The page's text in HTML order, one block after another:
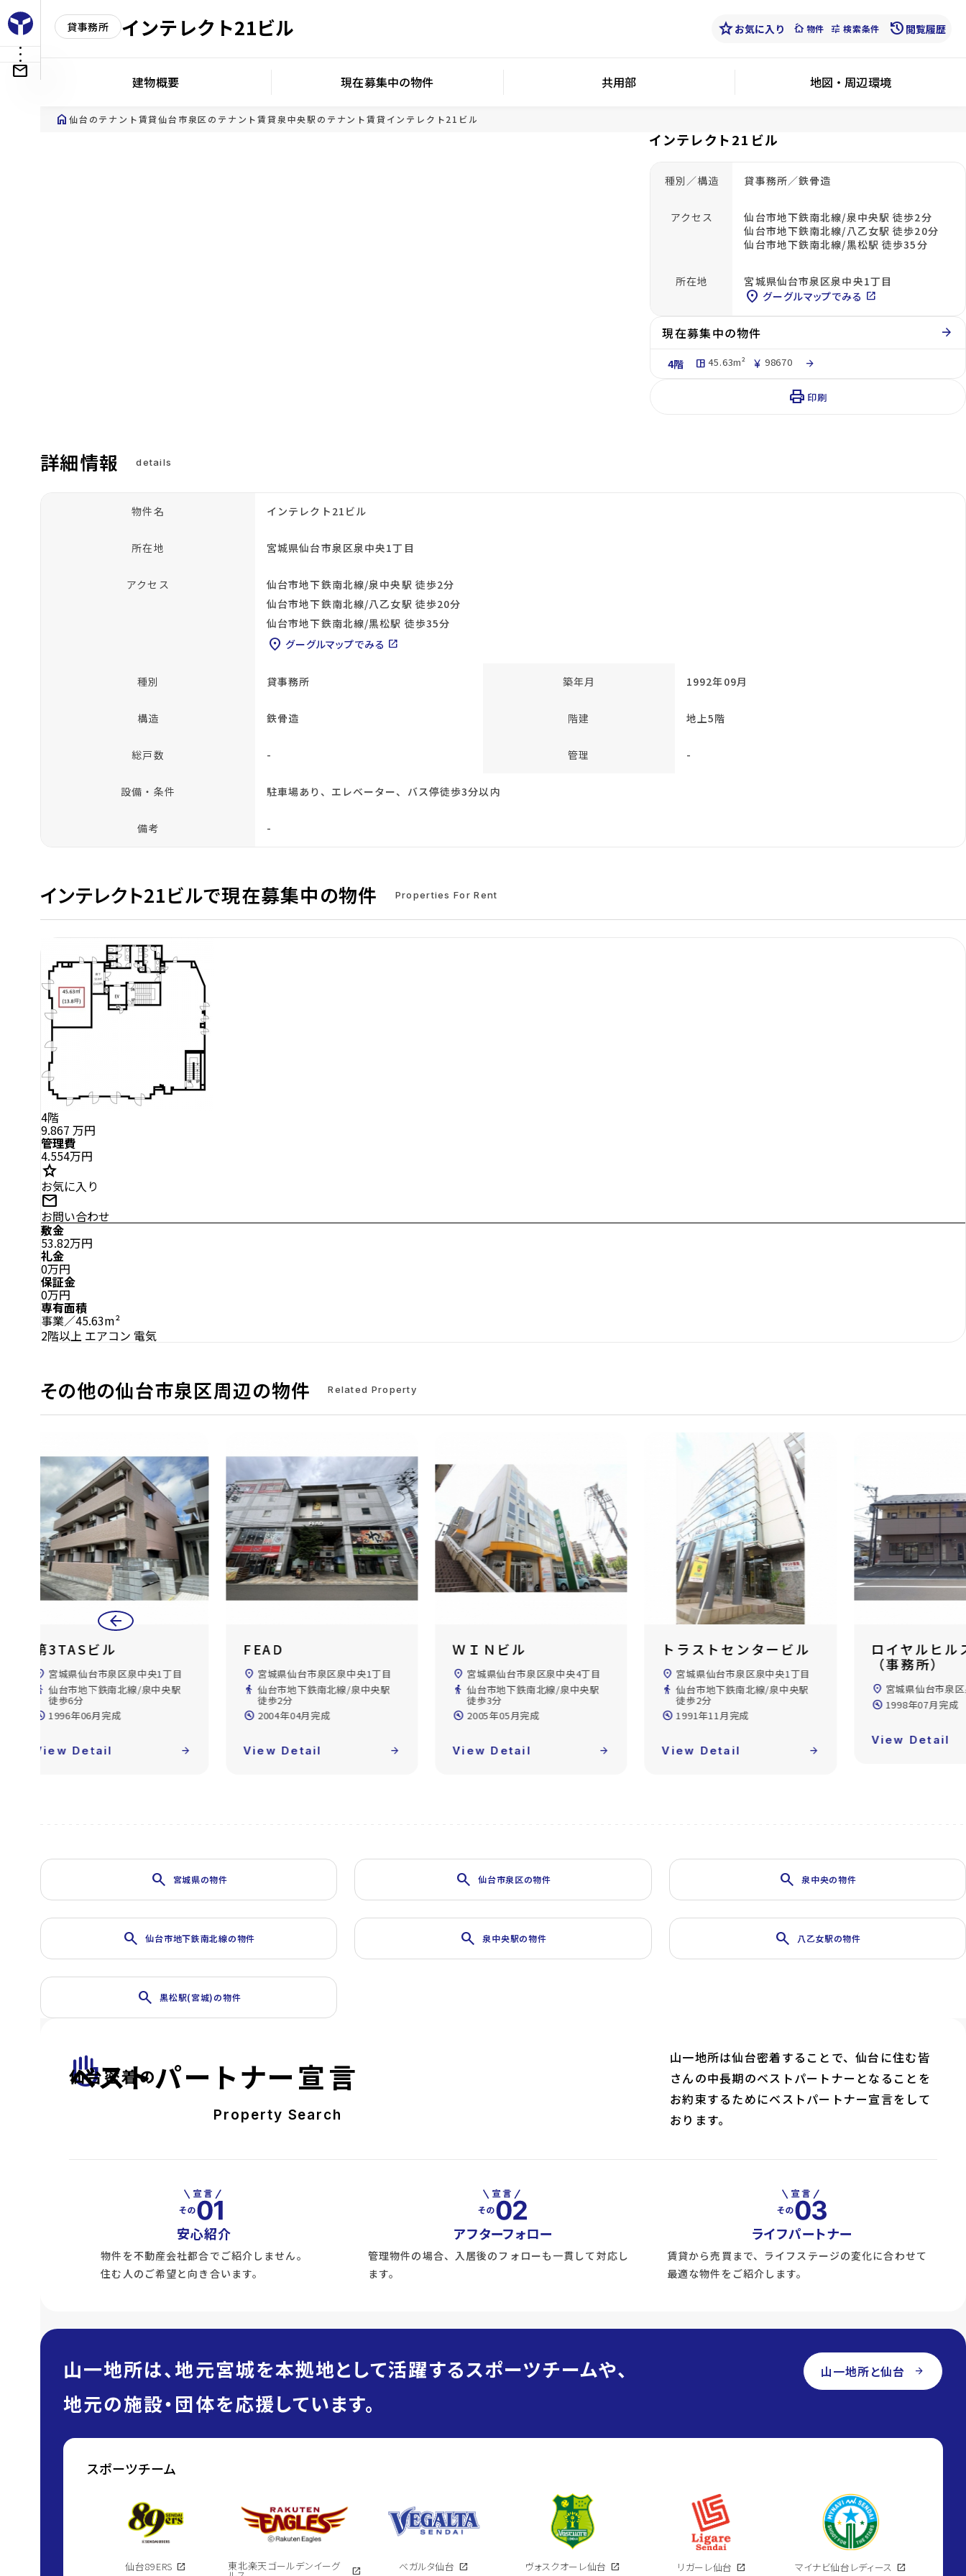
貸事務所 インテレクト21ビル starお気に入り cottage物件 tune 検索条件 history 閲覧履歴
建物概要 現在募集中の物件 共用部 地図・周辺環境
home 仙台のテナント賃貸仙台市泉区のテナント賃貸泉中央駅のテナント賃貸インテレクト21ビル
インテレクト21ビル
種別／構造 貸事務所／鉄骨造
アクセス
仙台市地下鉄南北線/泉中央駅 徒歩2分
仙台市地下鉄南北線/八乙女駅 徒歩20分
仙台市地下鉄南北線/黒松駅 徒歩35分
所在地 宮城県仙台市泉区泉中央1丁目
location_on グーグルマップでみる open_in_new
現在募集中の物件 arrow_forward
4階 space_dashboard 45.63m² currency_yen 98670 arrow_forward
print 印刷
詳細情報 details
物件名 インテレクト21ビル
所在地 宮城県仙台市泉区泉中央1丁目
アクセス
仙台市地下鉄南北線/泉中央駅 徒歩2分
仙台市地下鉄南北線/八乙女駅 徒歩20分
仙台市地下鉄南北線/黒松駅 徒歩35分
location_on グーグルマップでみる open_in_new
種別 貸事務所 築年月 1992年09月
構造 鉄骨造 階建 地上5階
総戸数 - 管理 -
設備・条件 駐車場あり、エレベーター、バス停徒歩3分以内
備考 -
インテレクト21ビルで現在募集中の物件 Properties For Rent
4階
9.867 万円
管理費
4.554万円
star
お気に入り
mail
お問い合わせ
敷金
53.82万円
礼金
0万円
保証金
0万円
専有面積
事業／45.63m²
2階以上 エアコン 電気
その他の仙台市泉区周辺の物件 Related Property
arrow_back
FEAD
location_on 宮城県仙台市泉区泉中央1丁目
directions_walk 仙台市地下鉄南北線/泉中央駅
徒歩2分
build_circle 2004年04月完成
View Detail
ＷＩＮビル
location_on 宮城県仙台市泉区泉中央4丁目
directions_walk 仙台市地下鉄南北線/泉中央駅
徒歩3分
build_circle 2005年05月完成
View Detail
トラストセンタービル
location_on 宮城県仙台市泉区泉中央1丁目
directions_walk 仙台市地下鉄南北線/泉中央駅
徒歩2分
build_circle 1991年11月完成
View Detail
ロイヤルヒルズ泉ヶ丘
location_on 宮城県仙台市泉区泉ケ丘2丁目
build_circle 1998年07月完成
アクティ
丘A10
location_on 宮城県仙台
directions_walk 仙台市地下
search 宮城県の物件 search 仙台市泉区の物件 search 泉中央の物件
search 仙台市地下鉄南北線の物件 search 泉中央駅の物件 search 八乙女駅の物件
search 黒松駅(宮城)の物件
front_hand
仙台密着の
ベストパートナー宣言
Property Search
山一地所は仙台密着することで、仙台に住む皆
さんの中長期のベストパートナーとなることを
お約束するためにベストパートナー宣言をして
おります。
安心紹介
物件を不動産会社都合でご紹介しません。
住む人のご希望と向き合います。
アフターフォロー
管理物件の場合、入居後のフォローも一貫して対応し
ます。
ライフパートナー
賃貸から売買まで、ライフステージの変化に合わせて
最適な物件をご紹介します。
山一地所は、地元宮城を本拠地として活躍するスポーツチームや、
地元の施設・団体を応援しています。
山一地所と仙台 arrow_forward
スポーツチーム
仙台89ERS open_in_new 東北楽天ゴールデンイーグ open_in_new ベガルタ仙台 open_in_new ヴォスクオーレ仙台 open_in_new リガーレ仙台 open_in_new マイナビ仙台レディース open_in_new